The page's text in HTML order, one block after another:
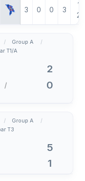
3 0 0 3
1-
22
Group A
T1/A
2
0
Group A
T3
5
1